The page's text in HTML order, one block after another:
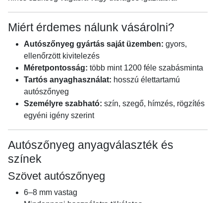
Miért érdemes nálunk vásárolni?
Autószőnyeg gyártás saját üzemben: gyors,
ellenőrzött kivitelezés
Méretpontosság: több mint 1200 féle szabásminta
Tartós anyaghasználat: hosszú élettartamú
autószőnyeg
Személyre szabható: szín, szegő, hímzés, rögzítés
egyéni igény szerint
Autószőnyeg anyagválaszték és
színek
Szövet autószőnyeg
6–8 mm vastag